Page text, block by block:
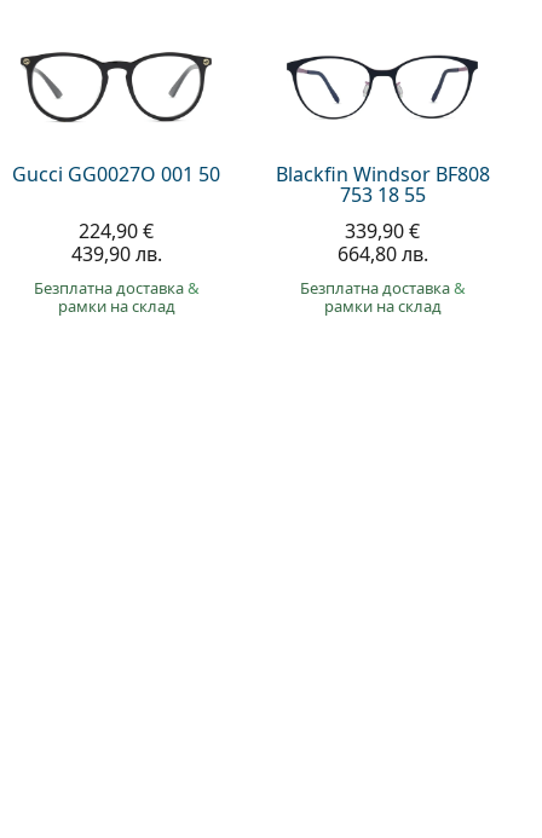
Gucci GG0027O 001 50
224,90 €
439,90 лв.
Безплатна доставка&
рамки на склад
Blackfin Windsor BF808
753 18 55
339,90 €
664,80 лв.
Безплатна доставка&
рамки на склад